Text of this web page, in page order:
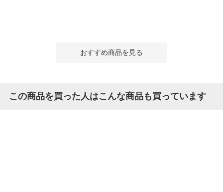
おすすめ商品を見る
この商品を買った人はこんな商品も買っています